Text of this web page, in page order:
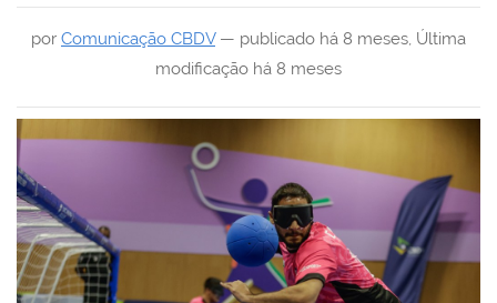
por Comunicação CBDV— publicado há 8 meses, Última
modificação há 8 meses